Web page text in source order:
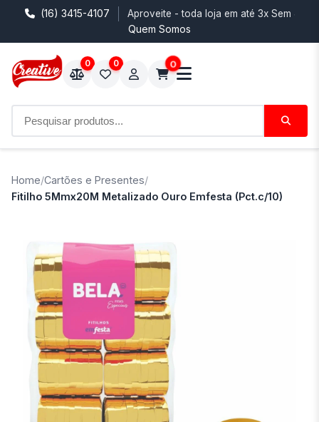
(16) 3415-4107 Aproveite - toda loja em até 3x Sem
Quem Somos
0 0 0
Home/Cartões e Presentes/
Fitilho 5Mmx20M Metalizado Ouro Emfesta (Pct.c/10)